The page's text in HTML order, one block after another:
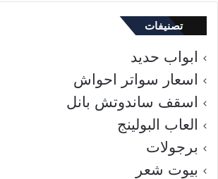
تصنيفات
ابواب حديد
اسعار سواتر احواش
اسقف ساندوتش بانل
العاب البولينج
برجولات
بيوت شعر